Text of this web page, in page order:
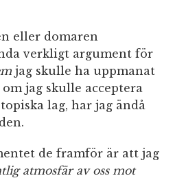
eller domaren
verkligt argument för
jag skulle ha uppmanat
jag skulle acceptera
lag, har jag ändå
de framför är att jag
atmosfär av oss mot